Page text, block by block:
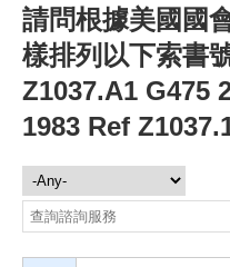
請問根據美國國
樣排列以下索書
Z1037.A1 G475
1983 Ref
諮詢服務
Search this site